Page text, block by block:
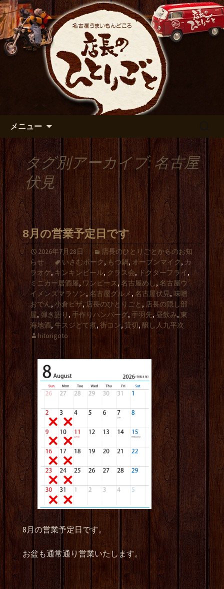
名古屋市伏見の居酒屋【店長の
ひとりごと】のブログ
出張や観光に名古屋めしがおすすめで
す
メニュー
タグ別アーカイブ: 名古屋
伏見
8月の営業予定日です
2026年7月28日
店長のひとりごとからのお知
らせ
いさむポーク, もつ鍋, オープンマイク,カ
ラオケ,キンキンビール, クラス会, ドクターフライ,
ミニカー居酒屋,ワンピース, 名古屋めし,名古屋ウ
イメンズマラソン, 名古屋グルメ , 名古屋伏見,味噌
おでん, 小倉ピザ,店長のひとりごと , 店長の隠し部
屋,弾き語り , 手作りハンバーグ, 手羽先,昼飲み, 東
海地酒, 牛スジどて煮, 街コン,貸切,醸し人九平次
hitorigoto
8月の営業予定日です。
お盆も通常通り営業いたします。